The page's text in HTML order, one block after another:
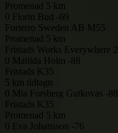
Promenad 5 km
0 Florin Bud -69
Forterro Sweden AB M55
Promenad 5 km
Fristads Works Everywhere 2
0 Matilda Holm -88
Fristads K35
5 km tidtagn
0 Mia Forsberg Gutkovas -88
Fristads K35
Promenad 5 km
0 Eva Johansson -76